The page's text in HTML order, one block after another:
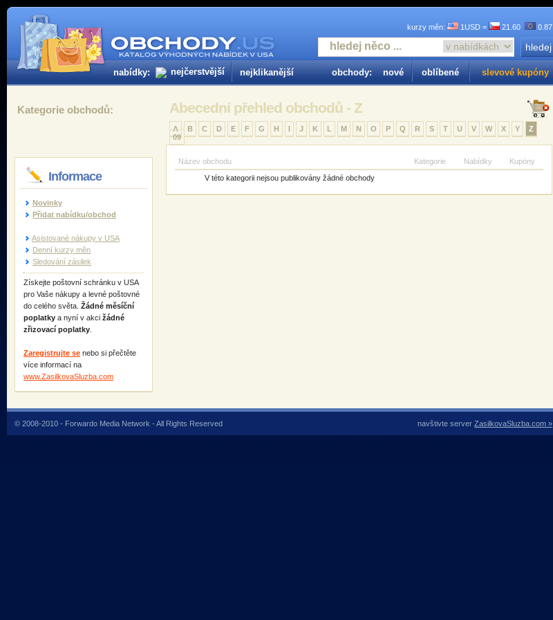
kurzy měn: 1USD = 21.60 0.87
nabídky: nejčerstvější nejklikanější obchody: nové oblíbené slevové kupóny
Kategorie obchodů:
Informace
Novinky
Přidat nabídku/obchod
Asistované nákupy v USA
Denní­ kurzy měn
Sledování zásilek
Získejte poštovní schránku v USA
pro Vaše nákupy a levné poštovné
do celého světa. Žádné měsíční
poplatky a nyní v akci žádné
zřizovací poplatky
Zaregistrujte se nebo si přečtěte
více informací na
www.ZasilkovaSluzba.com
Abecední přehled obchodů - Z
A B C D E F G H I J K L M N O P Q R S T U V W X Y
Z
09
Název obchodu Kategorie Nabídky
Kupóny
V této kategorii nejsou publikovány žádné obchody
© 2008-2010 - Forwardo Media Network - All Rights Reserved navštivte server ZasilkovaSluzba.com »